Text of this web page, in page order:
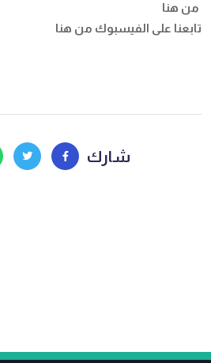
من هنا
تابعنا على الفيسبوك من هنا
شارك